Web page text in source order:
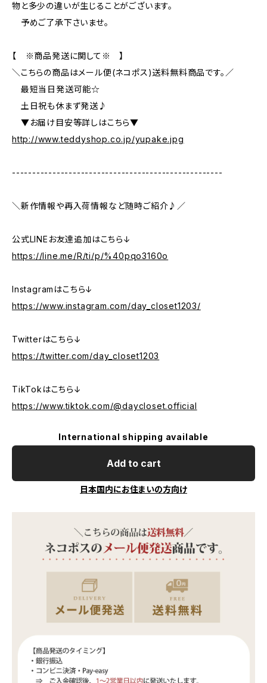
物と多少の違いが生じることがございます。
予めご了承下さいませ。
【 ※商品発送に関して※ 】
＼こちらの商品はメール便(ネコポス)送料無料商品です。／
最短当日発送可能☆
土日祝も休まず発送♪
▼お届け目安等詳しはこちら▼
http://www.teddyshop.co.jp/yupake.jpg
----------------------------------------------------
＼新作情報や再入荷情報など随時ご紹介♪／
公式LINEお友達追加はこちら↓
https://line.me/R/ti/p/%40pqo3160o
Instagramはこちら↓
https://www.instagram.com/day_closet1203/
Twitterはこちら↓
https://twitter.com/day_closet1203
TikTokはこちら↓
https://www.tiktok.com/@daycloset.official
International shipping available
Add to cart
日本国内にお住まいの方向け